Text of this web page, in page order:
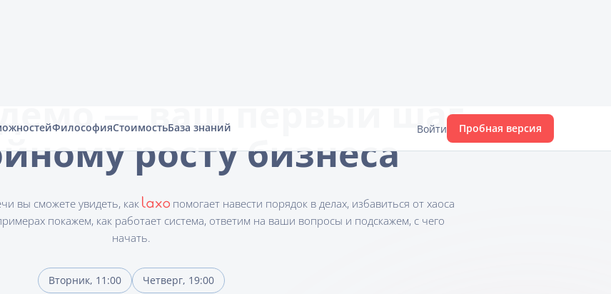
демо — ваш первый шаг
росту бизнеса
вы сможете увидеть, как
помогает навести порядок в делах, избавиться от хаоса
покажем, как работает система, ответим на ваши вопросы и подскажем, с чего
начать.
Вторник, 11:00 Четверг, 19:00